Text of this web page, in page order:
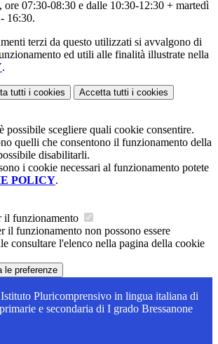
ore 07:30-08:30 e dalle 10:30-12:30 + martedì
16:30.
terzi da questo utilizzati si avvalgono di
ed utili alle finalità illustrate nella
.
tutti i cookies Accetta tutti i cookies
possibile scegliere quali cookie consentire.
quelli che consentono il funzionamento della
disabilitarli.
i cookie necessari al funzionamento potete
POLICY.
il funzionamento
il funzionamento non possono essere
consultare l'elenco nella pagina della cookie
le preferenze
Istituto Pluricomprensivo in lingua italiana di
e secondaria di I grado Bressanone